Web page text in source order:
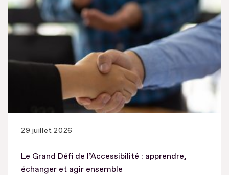
29 juillet 2026
Le Grand Défi de l’Accessibilité : apprendre,
échanger et agir ensemble